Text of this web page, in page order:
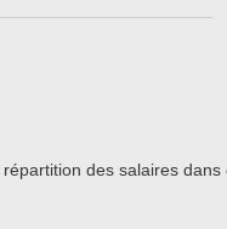
des salaires dans